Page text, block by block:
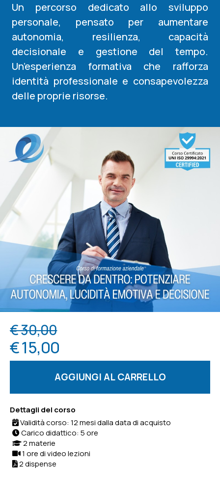
Un percorso dedicato allo sviluppo
personale, pensato per aumentare
autonomia, resilienza, capacità
decisionale e gestione del tempo.
Un’esperienza formativa che rafforza
identità professionale e consapevolezza
delle proprie risorse.
€ 30,00
€ 15,00
AGGIUNGI AL CARRELLO
Dettagli del corso
Validità corso: 12 mesi dalla data di acquisto
Carico didattico: 5 ore
2 materie
1 ore di video lezioni
2 dispense